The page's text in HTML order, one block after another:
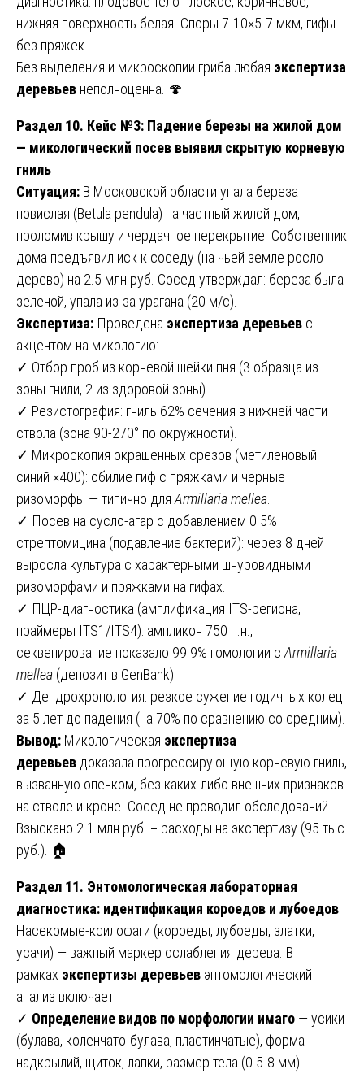
нижняя поверхность белая. Споры 7-10×5-7 мкм, гифы
без пряжек.
Без выделения и микроскопии гриба любая экспертиза
деревьев неполноценна. 🍄
Раздел 10. Кейс №3: Падение березы на жилой дом
— микологический посев выявил скрытую корневую
гниль
Ситуация: В Московской области упала береза
повислая (Betula pendula) на частный жилой дом,
проломив крышу и чердачное перекрытие. Собственник
дома предъявил иск к соседу (на чьей земле росло
дерево) на 2.5 млн руб. Сосед утверждал: береза была
зеленой, упала из-за урагана (20 м/с).
Экспертиза: Проведена экспертиза деревьев с
акцентом на микологию:
✓ Отбор проб из корневой шейки пня (3 образца из
зоны гнили, 2 из здоровой зоны).
✓ Резистография: гниль 62% сечения в нижней части
ствола (зона 90-270° по окружности).
✓ Микроскопия окрашенных срезов (метиленовый
синий ×400): обилие гиф с пряжками и черные
ризоморфы — типично для Armillaria mellea
✓ Посев на сусло-агар с добавлением 0.5%
стрептомицина (подавление бактерий): через 8 дней
выросла культура с характерными шнуровидными
ризоморфами и пряжками на гифах.
✓ ПЦР-диагностика (амплификация ITS-региона,
праймеры ITS1/ITS4): ампликон 750 п.н.,
секвенирование показало 99.9% гомологии с Armillaria
mellea (депозит в GenBank).
✓ Дендрохронология: резкое сужение годичных колец
за 5 лет до падения (на 70% по сравнению со средним).
Вывод: Микологическая экспертиза
деревьев доказала прогрессирующую корневую гниль,
вызванную опенком, без каких-либо внешних признаков
на стволе и кроне. Сосед не проводил обследований.
Взыскано 2.1 млн руб. + расходы на экспертизу (95 тыс.
руб.). 🏠
Раздел 11. Энтомологическая лабораторная
диагностика: идентификация короедов и лубоедов
Насекомые-ксилофаги (короеды, лубоеды, златки,
усачи) — важный маркер ослабления дерева. В
рамках экспертизы деревьев энтомологический
анализ включает:
✓ Определение видов по морфологии имаго — усики
(булава, коленчато-булава, пластинчатые), форма
надкрылий, щиток, лапки, размер тела (0.5-8 мм).